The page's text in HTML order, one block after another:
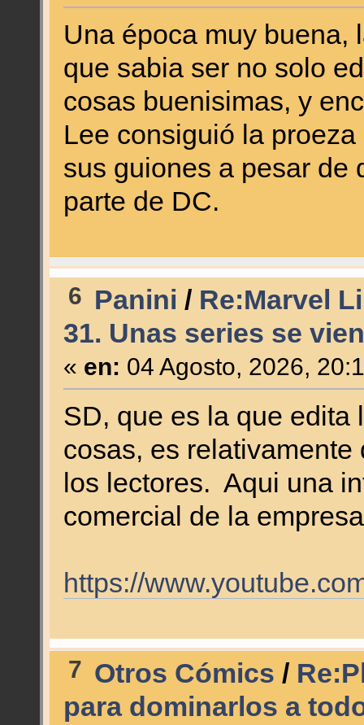
Una época muy
que sabia ser no solo
cosas buenisimas, y
Lee consiguió la
sus guiones a pesar de
parte de DC.
6 Panini / Re:Marvel
31. Unas series se
« en: 04 Agosto, 2026,
SD, que es la que edita
cosas, es
los lectores. Aqui una
comercial de la
https://
7 Otros Cómics /
para dominarlos a